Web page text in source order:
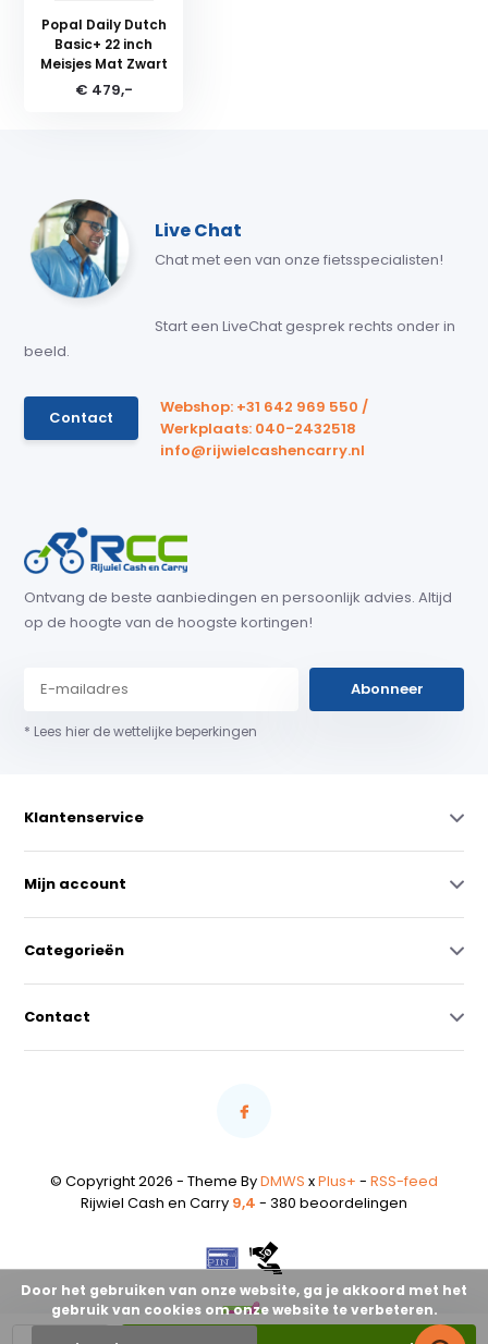
Popal Daily Dutch
Basic+ 22 inch
Meisjes Mat Zwart
€ 479,-
Live Chat
Chat met een van onze fietsspecialisten!
Start een LiveChat gesprek rechts onder in
beeld.
Contact
Webshop: +31 642 969 550 /
Werkplaats: 040-2432518
info@rijwielcashencarry.nl
Ontvang de beste aanbiedingen en persoonlijk advies. Altijd
op de hoogte van de hoogste kortingen!
Abonneer
* Lees hier de wettelijke beperkingen
Klantenservice
Mijn account
Categorieën
Contact
© Copyright 2026 - Theme ByDMWS xPlus+ - RSS-feed
Rijwiel Cash en Carry 9,4 - 380 beoordelingen
Door het gebruiken van onze website, ga je akkoord met het
gebruik van cookies om onze website te verbeteren.